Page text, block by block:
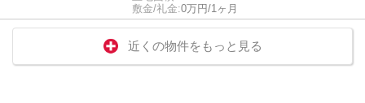
敷金/礼金:0万円/1ヶ月
近くの物件をもっと見る